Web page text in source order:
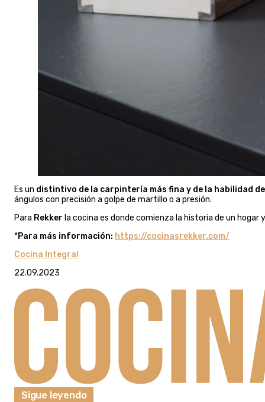
Es un distintivo de la carpintería más fina y de la habilidad
ángulos con precisión a golpe de martillo o a presión.
Para Rekker la cocina es donde comienza la historia de un
*Para más información: https://cocinasrekker.com/
Cocina Integral
22.09.2023
Sigue leyendo